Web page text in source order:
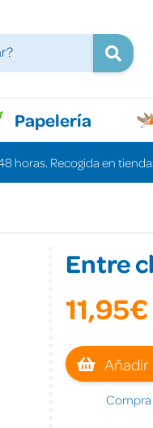
Papelería
horas. Recogida en
Entre
11,95€
Añadir
Compra